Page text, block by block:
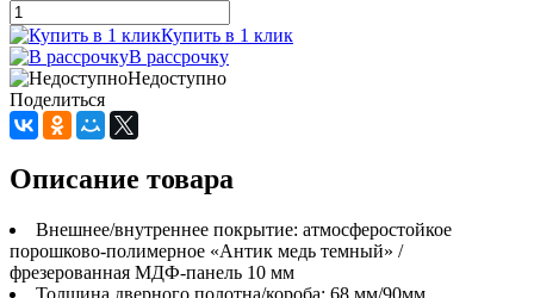
Купить в 1 клик
В рассрочку
Недоступно
Поделиться
Описание товара
Внешнее/внутреннее покрытие: атмосферостойкое
порошково-полимерное «Антик медь темный» /
фрезерованная МДФ-панель 10 мм
Толщина дверного полотна/короба: 68 мм/90мм